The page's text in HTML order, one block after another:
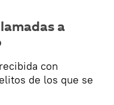
a
con
de los que se